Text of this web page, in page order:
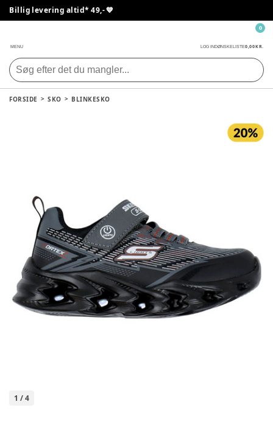
Billig levering altid* 49,- 💙
MENU LOG INDØNSKELISTE0,00 KR.
0
FORSIDE SKO BLINKESKO
1 /4